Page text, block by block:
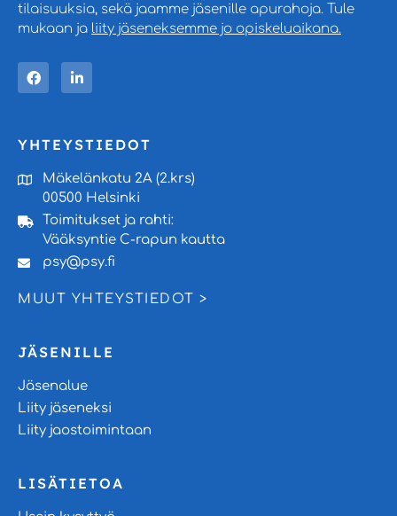
tilaisuuksia, sekä jaamme jäsenille apurahoja. Tule
mukaan ja liity jäseneksemme jo opiskeluaikana.
YHTEYSTIEDOT
Mäkelänkatu 2A (2.krs)
00500 Helsinki
Toimitukset ja rahti:
Vääksyntie C-rapun kautta
psy@psy.fi
MUUT YHTEYSTIEDOT >
JÄSENILLE
Jäsenalue
Liity jäseneksi
Liity jaostoimintaan
LISÄTIETOA